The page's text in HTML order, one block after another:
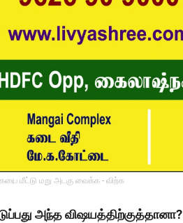
மீட்டு மறு அடகு வைக்க - விற்க
அந்த விஷயத்திற்குத்தானா?